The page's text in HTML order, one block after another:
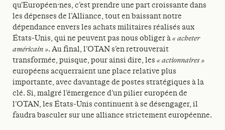
qu’Européen·nes, c’est prendre une part croissante dans
les dépenses de l’Alliance, tout en baissant notre
dépendance envers les achats militaires réalisés aux
États-Unis, qui ne peuvent pas nous obliger à« acheter
américain ». Au final, l’OTAN s’en retrouverait
transformée, puisque, pour ainsi dire, les « actionnaires »
européens acquerraient une place relative plus
importante, avec davantage de postes stratégiques à la
clé. Si, malgré l’émergence d’un pilier européen de
l’OTAN, les États-Unis continuent à se désengager, il
faudra basculer sur une alliance strictement européenne.